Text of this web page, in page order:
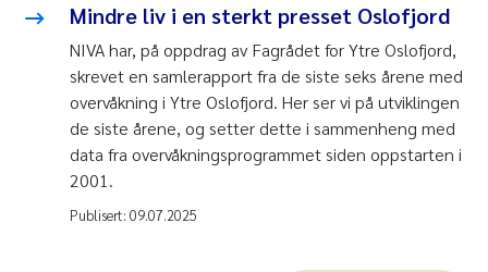
Mindre liv i en sterkt presset Oslofjord
NIVA har, på oppdrag av Fagrådet for Ytre Oslofjord,
skrevet en samlerapport fra de siste seks årene med
overvåkning i Ytre Oslofjord. Her ser vi på utviklingen
de siste årene, og setter dette i sammenheng med
data fra overvåkningsprogrammet siden oppstarten i
2001.
Publisert: 09.07.2025